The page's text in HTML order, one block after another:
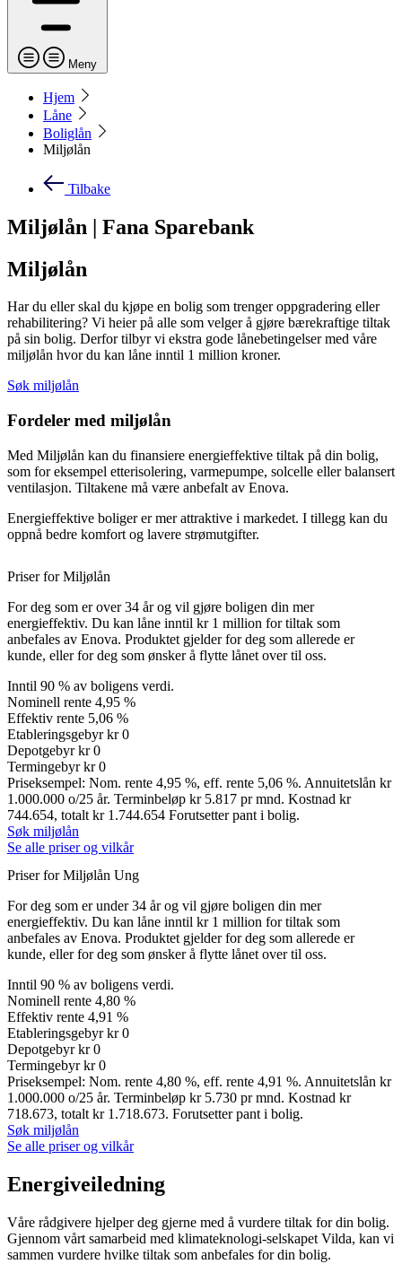
Meny
Hjem
Låne
Boliglån
Miljølån
Tilbake
Miljølån | Fana Sparebank
Miljølån
Har du eller skal du kjøpe en bolig som trenger oppgradering eller
rehabilitering? Vi heier på alle som velger å gjøre bærekraftige tiltak
på sin bolig. Derfor tilbyr vi ekstra gode lånebetingelser med våre
miljølån hvor du kan låne inntil 1 million kroner.
Søk miljølån
Fordeler med miljølån
Med Miljølån kan du finansiere energieffektive tiltak på din bolig,
som for eksempel etterisolering, varmepumpe, solcelle eller balansert
ventilasjon. Tiltakene må være anbefalt av Enova.
Energieffektive boliger er mer attraktive i markedet. I tillegg kan du
oppnå bedre komfort og lavere strømutgifter.
Priser for Miljølån
For deg som er over 34 år og vil gjøre boligen din mer
energieffektiv. Du kan låne inntil kr 1 million for tiltak som
anbefales av Enova. Produktet gjelder for deg som allerede er
kunde, eller for deg som ønsker å flytte lånet over til oss.
Inntil 90 % av boligens verdi.
Nominell rente 4,95 %
Effektiv rente 5,06 %
Etableringsgebyrkr 0
Depotgebyrkr 0
Termingebyrkr 0
Priseksempel: Nom. rente 4,95 %, eff. rente 5,06 %. Annuitetslån kr
1.000.000 o/25 år. Terminbeløp kr 5.817 pr mnd. Kostnad kr
744.654, totalt kr 1.744.654 Forutsetter pant i bolig.
Søk miljølån
Se alle priser og vilkår
Priser for Miljølån Ung
For deg som er under 34 år og vil gjøre boligen din mer
energieffektiv. Du kan låne inntil kr 1 million for tiltak som
anbefales av Enova. Produktet gjelder for deg som allerede er
kunde, eller for deg som ønsker å flytte lånet over til oss.
Inntil 90 % av boligens verdi.
Nominell rente 4,80 %
Effektiv rente 4,91 %
Etableringsgebyrkr 0
Depotgebyrkr 0
Termingebyrkr 0
Priseksempel: Nom. rente 4,80 %, eff. rente 4,91 %. Annuitetslån kr
1.000.000 o/25 år. Terminbeløp kr 5.730 pr mnd. Kostnad kr
718.673, totalt kr 1.718.673. Forutsetter pant i bolig.
Søk miljølån
Se alle priser og vilkår
Energiveiledning
Våre rådgivere hjelper deg gjerne med å vurdere tiltak for din bolig.
Gjennom vårt samarbeid med klimateknologi-selskapet Vilda, kan vi
sammen vurdere hvilke tiltak som anbefales for din bolig.